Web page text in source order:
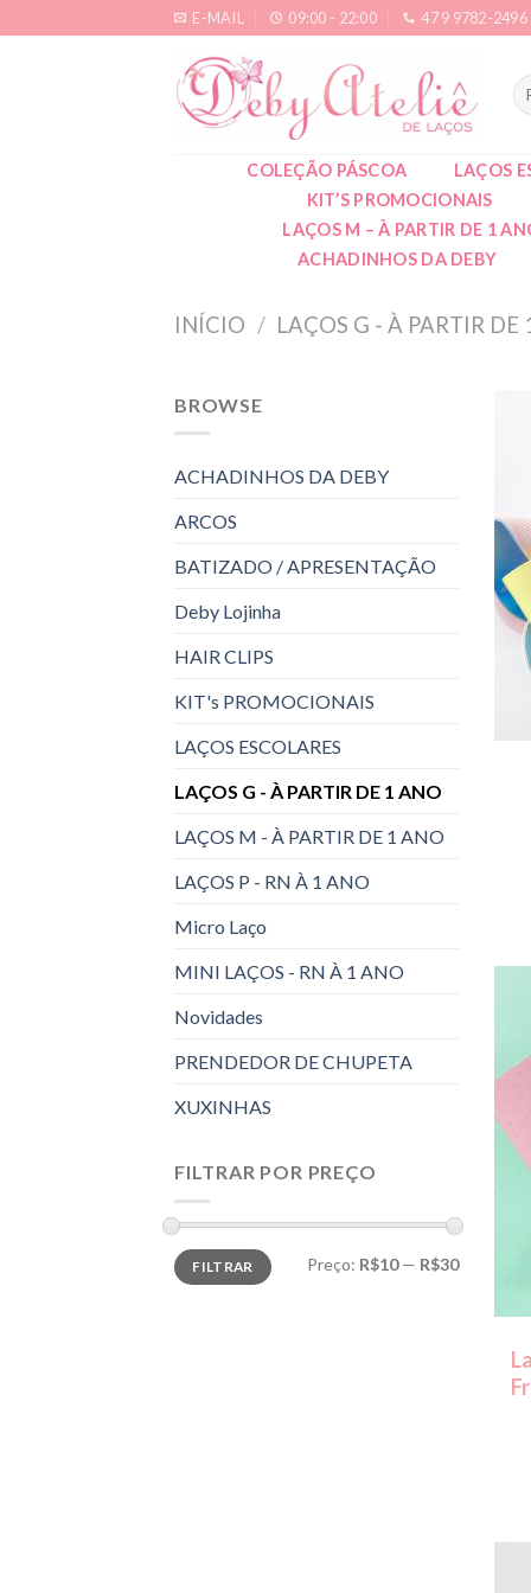
to
E-MAIL 09:00 - 22:00 47 9 9782-2496
COLEÇÃO PÁSCOA
LAÇOS
KIT’S PROMOCIONAIS
LAÇOS M – À PARTIR DE 1
ACHADINHOS DA DEBY
INÍCIO / LAÇOS G - À PARTIR DE
BROWSE
ACHADINHOS DA DEBY
ARCOS
BATIZADO / APRESENTAÇÃO
Deby Lojinha
HAIR CLIPS
KIT's PROMOCIONAIS
LAÇOS ESCOLARES
LAÇOS G - À PARTIR DE 1 ANO
LAÇOS M - À PARTIR DE 1 ANO
LAÇOS P - RN À 1 ANO
Micro Laço
MINI LAÇOS - RN À 1 ANO
Novidades
PRENDEDOR DE CHUPETA
XUXINHAS
FILTRAR POR PREÇO
Preço
mínimo
Preço
máximo
FILTRAR Preço: R$10— R$30